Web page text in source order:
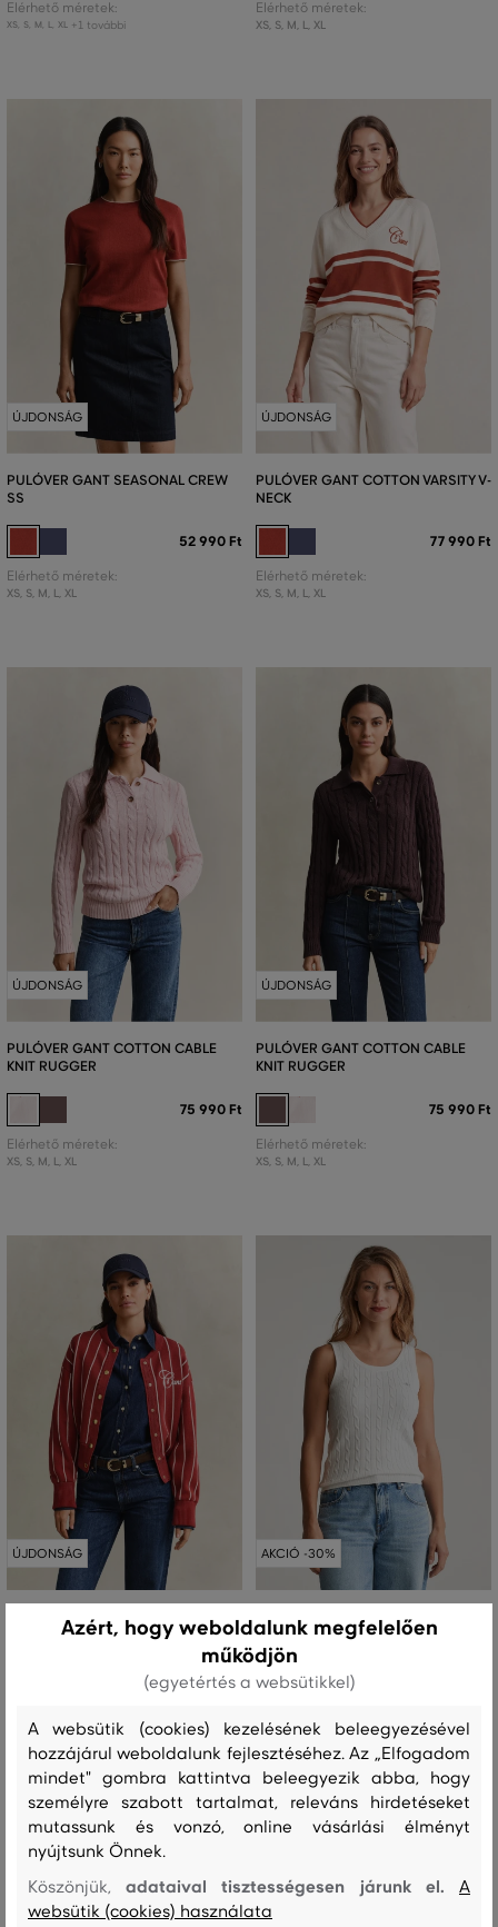
Elérhető méretek:
XS, S, M L, XL +1 további
Elérhető méretek:
XS, S, M L XL
ÚJDONSÁG
PULÓVER GANT SEASONAL CREW
SS
52 990 Ft
Elérhető méretek:
XS, S, M, L, XL
ÚJDONSÁG
PULÓVER GANT COTTON VARSITY V-
NECK
77 990 Ft
Elérhető méretek:
XS, S, M, L, XL
ÚJDONSÁG
PULÓVER GANT COTTON CABLE
KNIT RUGGER
75 990 Ft
Elérhető méretek:
XS, S, M, L, XL
ÚJDONSÁG
PULÓVER GANT COTTON CABLE
KNIT RUGGER
75 990 Ft
Elérhető méretek:
XS, S, M, L, XL
ÚJDONSÁG
KARDIGÁN GANT VARSITY KNITTED
114 990 Ft
, M , XL +1 további
AKCIÓ -30%
PULÓVER GANT STRETCH COTTON
CABLE TANK TOP
XS, S, M, L, XL
Azért, hogy weboldalunk megfelelően
működjön
(egyetértés a websütikkel)
A websütik (cookies) kezelésének beleegyezésével
hozzájárul weboldalunk fejlesztéséhez. Az „Elfogadom
mindet" gombra kattintva beleegyezik abba, hogy
személyre szabott tartalmat, releváns hirdetéseket
mutassunk és vonzó, online vásárlási élményt
nyújtsunk Önnek.
Köszönjük,adataival tisztességesen járunk el.A
websütik (cookies) használata